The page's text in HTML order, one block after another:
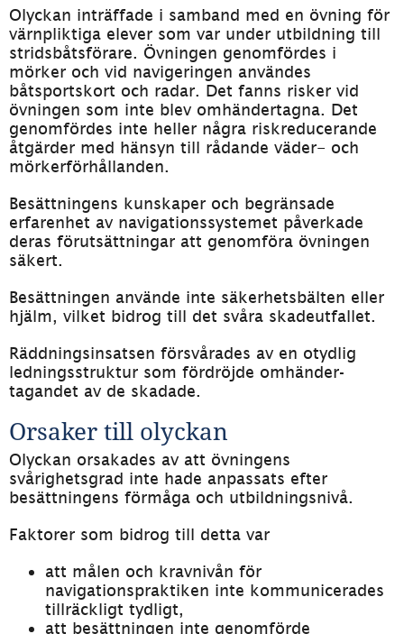
Olyckan inträffade i samband med en övning för
värnpliktiga elever som var under utbildning till
stridsbåtsförare. Övningen genomfördes i
mörker och vid navigeringen användes
båtsportskort och radar. Det fanns risker vid
övningen som inte blev omhändertagna. Det
genomfördes inte heller några riskreducerande
åtgärder med hänsyn till rådande väder- och
mörkerförhållanden.
Besättningens kunskaper och begränsade
erfarenhet av navigationssystemet påverkade
deras förutsättningar att genomföra övningen
säkert.
Besättningen använde inte säkerhetsbälten eller
hjälm, vilket bidrog till det svåra skadeutfallet.
Räddningsinsatsen försvårades av en otydlig
ledningsstruktur som fördröjde omhänder­
tagandet av de skadade.
Orsaker till olyckan
Olyckan orsakades av att övningens
svårighetsgrad inte hade anpassats efter
besättningens förmåga och utbildningsnivå.
Faktorer som bidrog till detta var
att målen och kravnivån för
navigationspraktiken inte kommunicerades
tillräckligt tydligt,
att besättningen inte genomförde